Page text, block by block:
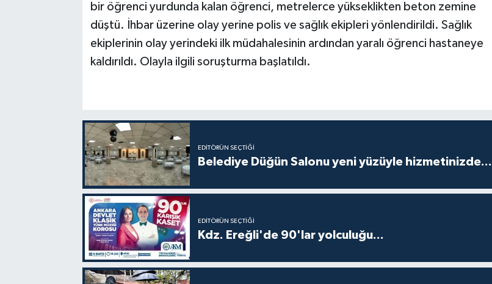
bir öğrenci yurdunda kalan öğrenci, metrelerce yükseklikten beton zemine
düştü. İhbar üzerine olay yerine polis ve sağlık ekipleri yönlendirildi. Sağlık
ekiplerinin olay yerindeki ilk müdahalesinin ardından yaralı öğrenci hastaneye
kaldırıldı. Olayla ilgili soruşturma başlatıldı.
EDITÖRÜN SEÇTIĞI
Belediye Düğün Salonu yeni yüzüyle hizmetinizde...
EDITÖRÜN SEÇTIĞI
Kdz. Ereğli'de 90'lar yolculuğu...